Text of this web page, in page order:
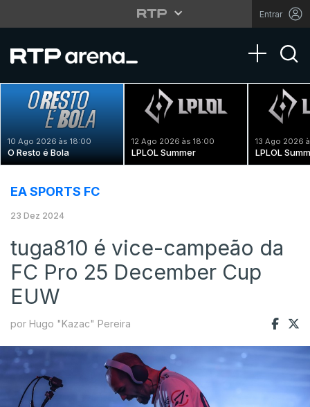
Entrar
Toggle
10 Ago 2026 às 18:00
O Resto é Bola
12 Ago 2026 às 18:00
LPLOL Summer
13 Ago 2026
LPLOL
EA SPORTS FC
23 Dez 2024
tuga810 é vice-campeão da
FC Pro 25 December Cup
EUW
por Hugo "Kazac" Pereira